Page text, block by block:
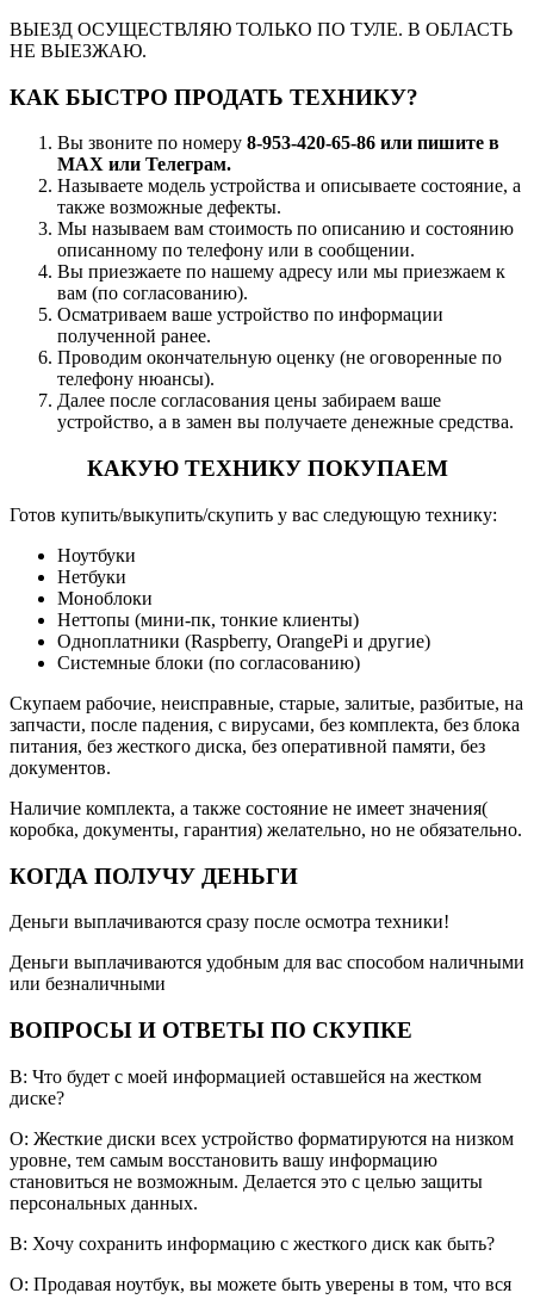
ВЫЕЗД ОСУЩЕСТВЛЯЮ ТОЛЬКО ПО ТУЛЕ. В ОБЛАСТЬ
НЕ ВЫЕЗЖАЮ.
КАК БЫСТРО ПРОДАТЬ ТЕХНИКУ?
Вы звоните по номеру 8-953-420-65-86 или пишите в
MAX или Телеграм.
Называете модель устройства и описываете состояние, а
также возможные дефекты.
Мы называем вам стоимость по описанию и состоянию
описанному по телефону или в сообщении.
Вы приезжаете по нашему адресу или мы приезжаем к
вам (по согласованию).
Осматриваем ваше устройство по информации
полученной ранее.
Проводим окончательную оценку (не оговоренные по
телефону нюансы).
Далее после согласования цены забираем ваше
устройство, а в замен вы получаете денежные средства.
КАКУЮ ТЕХНИКУ ПОКУПАЕМ
Готов купить/выкупить/скупить у вас следующую технику:
Ноутбуки
Нетбуки
Моноблоки
Неттопы (мини-пк, тонкие клиенты)
Одноплатники (Raspberry, OrangePi и другие)
Системные блоки (по согласованию)
Скупаем рабочие, неисправные, старые, залитые, разбитые, на
запчасти, после падения, с вирусами, без комплекта, без блока
питания, без жесткого диска, без оперативной памяти, без
документов.
Наличие комплекта, а также состояние не имеет значения(
коробка, документы, гарантия) желательно, но не обязательно.
КОГДА ПОЛУЧУ ДЕНЬГИ
Деньги выплачиваются сразу после осмотра техники!
Деньги выплачиваются удобным для вас способом наличными
или безналичными
ВОПРОСЫ И ОТВЕТЫ ПО СКУПКЕ
В: Что будет с моей информацией оставшейся на жестком
диске?
О: Жесткие диски всех устройство форматируются на низком
уровне, тем самым восстановить вашу информацию
становиться не возможным. Делается это с целью защиты
персональных данных.
В: Хочу сохранить информацию с жесткого диск как быть?
О: Продавая ноутбук, вы можете быть уверены в том, что вся